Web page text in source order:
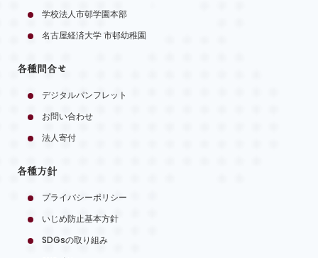
学校法人市邨学園本部
名古屋経済大学 市邨幼稚園
各種問合せ
デジタルパンフレット
お問い合わせ
法人寄付
各種方針
プライバシーポリシー
いじめ防止基本方針
SDGsの取り組み